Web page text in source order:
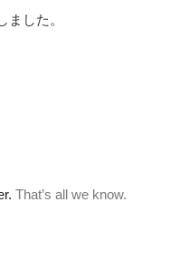
ました。